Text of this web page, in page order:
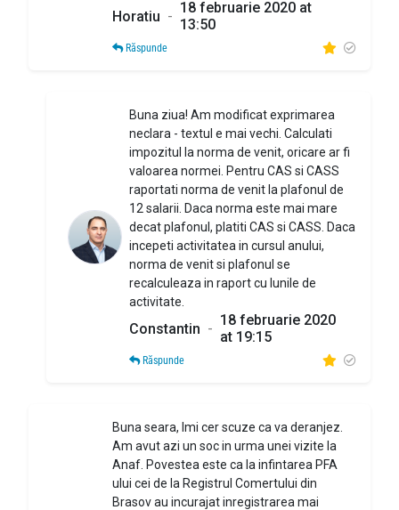
Horatiu - 18 februarie 2020 at
13:50
Răspunde
Buna ziua! Am modificat exprimarea
neclara - textul e mai vechi. Calculati
impozitul la norma de venit, oricare ar fi
valoarea normei. Pentru CAS si CASS
raportati norma de venit la plafonul de
12 salarii. Daca norma este mai mare
decat plafonul, platiti CAS si CASS. Daca
incepeti activitatea in cursul anului,
norma de venit si plafonul se
recalculeaza in raport cu lunile de
activitate.
Constantin - 18 februarie 2020
at 19:15
Răspunde
Buna seara, Imi cer scuze ca va deranjez.
Am avut azi un soc in urma unei vizite la
Anaf. Povestea este ca la infintarea PFA
ului cei de la Registrul Comertului din
Brasov au incurajat inregistrarea mai